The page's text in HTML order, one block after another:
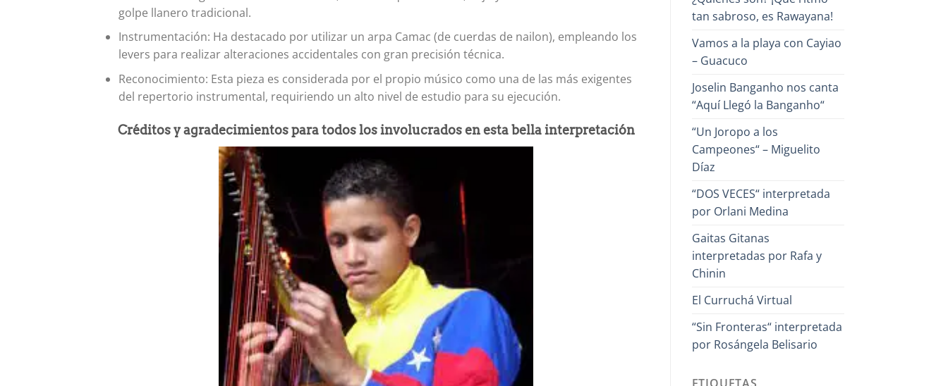
golpe llanero tradicional.
Instrumentación: Ha destacado por utilizar un arpa Camac (de cuerdas de nailon), empleando los
levers para realizar alteraciones accidentales con gran precisión técnica.
Reconocimiento: Esta pieza es considerada por el propio músico como una de las más exigentes
del repertorio instrumental, requiriendo un alto nivel de estudio para su ejecución.
Créditos y agradecimientos para todos los involucrados en esta bella interpretación
tan sabroso, es Rawayana!
Vamos a la playa con Cayiao
– Guacuco
Joselin Banganho nos canta
“Aquí Llegó la Banganho“
“Un Joropo a los
Campeones“ – Miguelito
Díaz
“DOS VECES“ interpretada
por Orlani Medina
Gaitas Gitanas
interpretadas por Rafa y
Chinin
El Curruchá Virtual
“Sin Fronteras“ interpretada
por Rosángela Belisario
ETIQUETAS